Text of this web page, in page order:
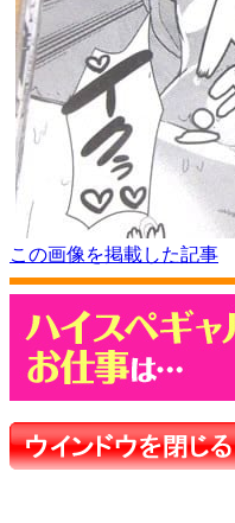
この画像を掲載した記事